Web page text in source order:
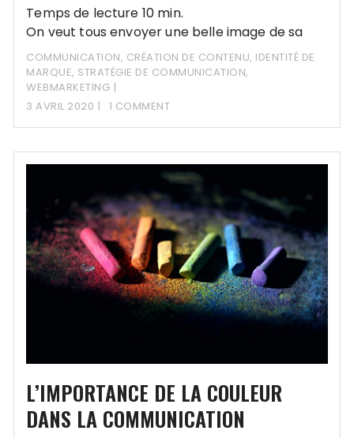
Temps de lecture 10 min.
On veut tous envoyer une belle image de sa
société, en 2020 la réputation est avant tout
numérique.
COMMUNICATION, CRÉATION DE CONTENU, IDENTITÉ DE
MARQUE, STRATÉGIE DE COMMUNICATION,
WEBMARKETING
3 AVRIL 2020
1 COMMENT
L’IMPORTANCE DE LA COULEUR
DANS LA COMMUNICATION